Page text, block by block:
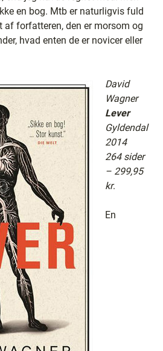
en bog. Mtb er naturligvis fuld
af forfatteren, den er morsom og
hvad enten de er novicer eller
David
Wagner
Lever
Gyldendal
2014
264 sider
– 299,95
kr.
En